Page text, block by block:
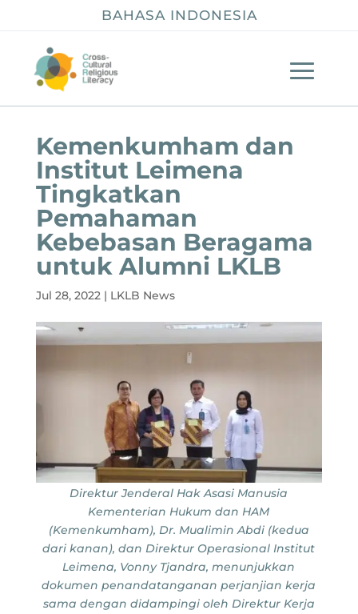
BAHASA INDONESIA
Kemenkumham dan
Institut Leimena
Tingkatkan
Pemahaman
Kebebasan Beragama
untuk Alumni LKLB
Jul 28, 2022| LKLB News
Direktur Jenderal Hak Asasi Manusia
Kementerian Hukum dan HAM
(Kemenkumham), Dr. Mualimin Abdi (kedua
dari kanan), dan Direktur Operasional Institut
Leimena, Vonny Tjandra, menunjukkan
dokumen penandatanganan perjanjian kerja
sama dengan didampingi oleh Direktur Kerja